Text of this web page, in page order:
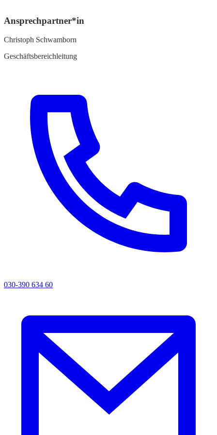
Ansprechpartner*in
Christoph Schwamborn
Geschäftsbereichleitung
030-390 634 60